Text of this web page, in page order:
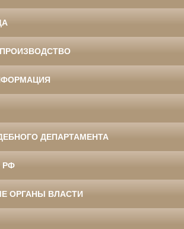
ДЕПАРТАМЕНТА
РФ
ОРГАНЫ ВЛАСТИ